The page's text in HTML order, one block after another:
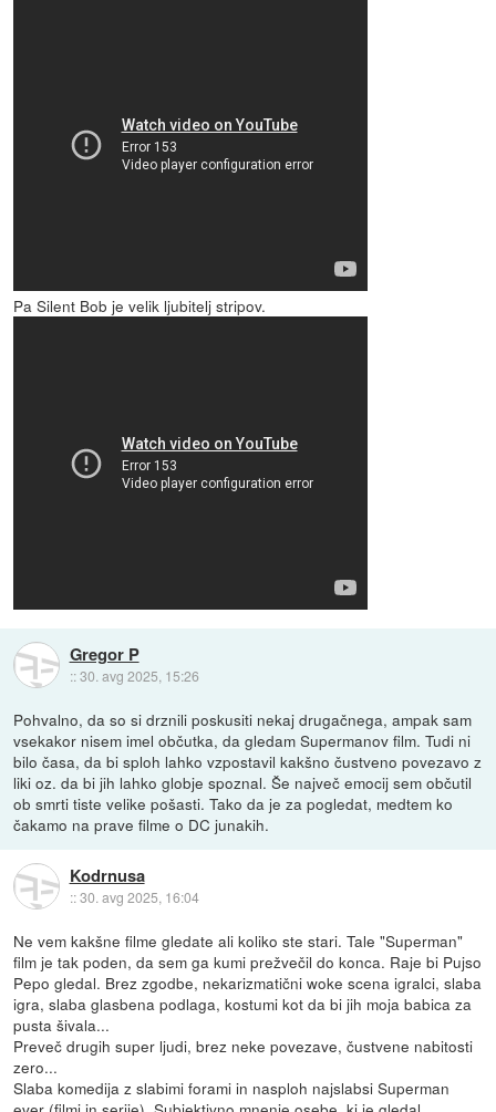
Pa Silent Bob je velik ljubitelj stripov.
Gregor P
::30. avg 2025, 15:26
Pohvalno, da so si drznili poskusiti nekaj drugačnega, ampak sam
vsekakor nisem imel občutka, da gledam Supermanov film. Tudi ni
bilo časa, da bi sploh lahko vzpostavil kakšno čustveno povezavo z
liki oz. da bi jih lahko globje spoznal. Še največ emocij sem občutil
ob smrti tiste velike pošasti. Tako da je za pogledat, medtem ko
čakamo na prave filme o DC junakih.
Kodrnusa
::30. avg 2025, 16:04
Ne vem kakšne filme gledate ali koliko ste stari. Tale "Superman"
film je tak poden, da sem ga kumi prežvečil do konca. Raje bi Pujso
Pepo gledal. Brez zgodbe, nekarizmatični woke scena igralci, slaba
igra, slaba glasbena podlaga, kostumi kot da bi jih moja babica za
pusta šivala...
Preveč drugih super ljudi, brez neke povezave, čustvene nabitosti
zero...
Slaba komedija z slabimi forami in nasploh najslabsi Superman